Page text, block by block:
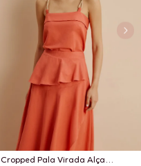
Cropped Pala Virada Alça